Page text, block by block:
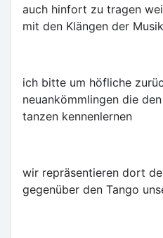
auch hinfort zu tragen
mit den Klängen der
ich bitte um höfliche
neuankömmlingen die
tanzen kennenlernen
wir repräsentieren dort
gegenüber den Tango